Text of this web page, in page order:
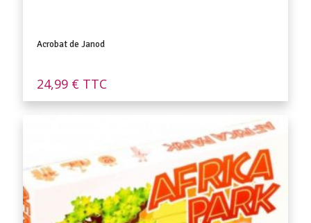
Acrobat de Janod
24,99 € TTC